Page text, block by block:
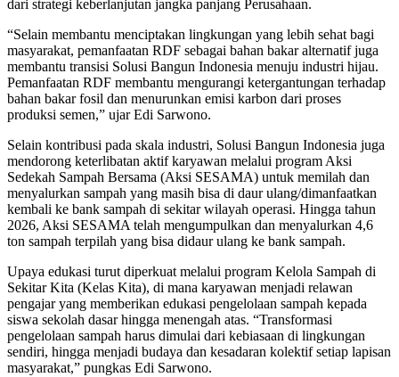
dari strategi keberlanjutan jangka panjang Perusahaan.
“Selain membantu menciptakan lingkungan yang lebih sehat bagi
masyarakat, pemanfaatan RDF sebagai bahan bakar alternatif juga
membantu transisi Solusi Bangun Indonesia menuju industri hijau.
Pemanfaatan RDF membantu mengurangi ketergantungan terhadap
bahan bakar fosil dan menurunkan emisi karbon dari proses
produksi semen,” ujar Edi Sarwono.
Selain kontribusi pada skala industri, Solusi Bangun Indonesia juga
mendorong keterlibatan aktif karyawan melalui program Aksi
Sedekah Sampah Bersama (Aksi SESAMA) untuk memilah dan
menyalurkan sampah yang masih bisa di daur ulang/dimanfaatkan
kembali ke bank sampah di sekitar wilayah operasi. Hingga tahun
2026, Aksi SESAMA telah mengumpulkan dan menyalurkan 4,6
ton sampah terpilah yang bisa didaur ulang ke bank sampah.
Upaya edukasi turut diperkuat melalui program Kelola Sampah di
Sekitar Kita (Kelas Kita), di mana karyawan menjadi relawan
pengajar yang memberikan edukasi pengelolaan sampah kepada
siswa sekolah dasar hingga menengah atas. “Transformasi
pengelolaan sampah harus dimulai dari kebiasaan di lingkungan
sendiri, hingga menjadi budaya dan kesadaran kolektif setiap lapisan
masyarakat,” pungkas Edi Sarwono.